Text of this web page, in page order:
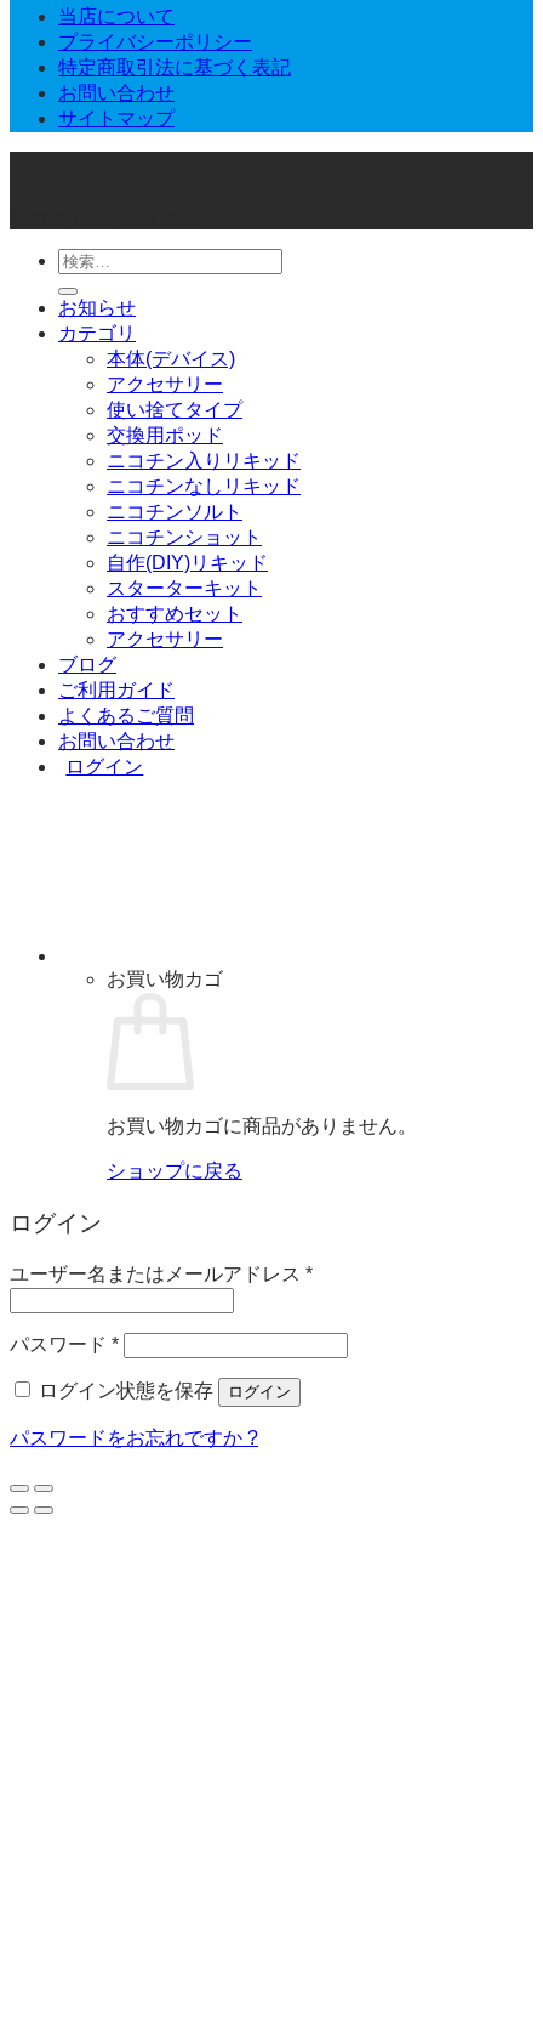
当店について
プライバシーポリシー
特定商取引法に基づく表記
お問い合わせ
サイトマップ
検
索
対
象:
お知らせ
カテゴリ
本体(デバイス)
アクセサリー
使い捨てタイプ
交換用ポッド
ニコチン入りリキッド
ニコチンなしリキッド
ニコチンソルト
ニコチンショット
自作(DIY)リキッド
スターターキット
おすすめセット
アクセサリー
ブログ
ご利用ガイド
よくあるご質問
お問い合わせ
ログイン
お買い物カゴ
お買い物カゴに商品がありません。
ショップに戻る
ログイン
ユーザー名またはメールアドレス *必
パスワード *必
ログイン状態を保存
ログイン
パスワードをお忘れですか ?